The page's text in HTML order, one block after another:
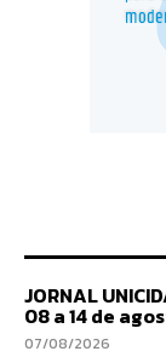
JORNAL
08 a 14 de
07/08/2026